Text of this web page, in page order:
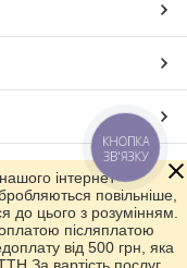
інтернет-
повільніше,
до цього з розумінням.
післяплатою
від 500 грн, яка
КНОПКА
ЗВ'ЯЗКУ